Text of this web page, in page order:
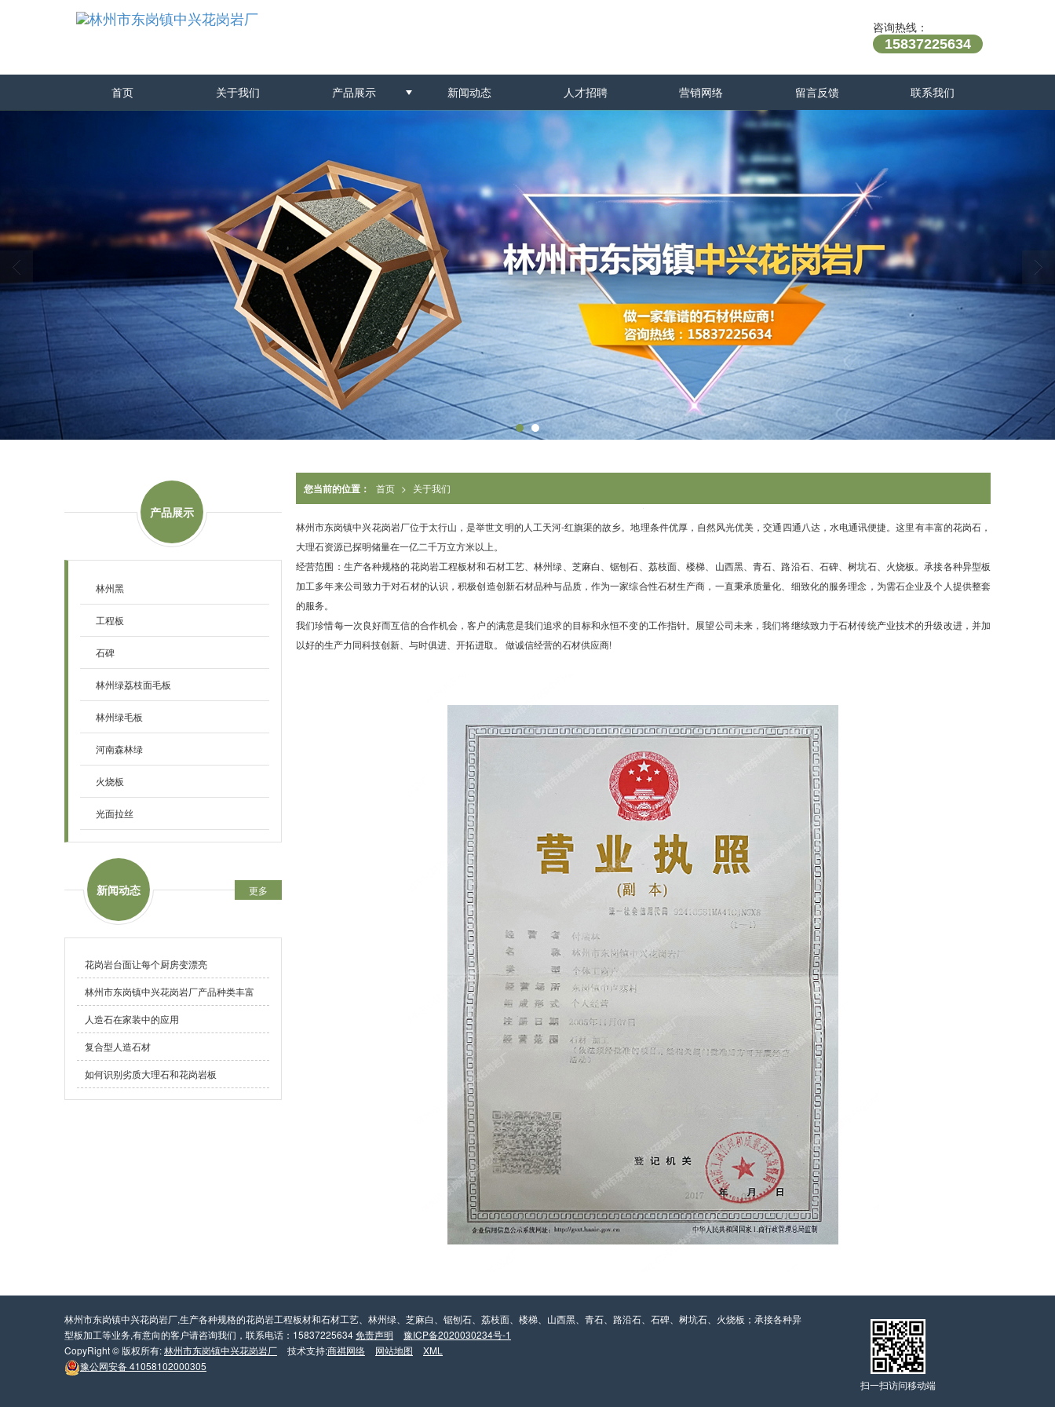
咨询热线：
15837225634
首页 关于我们 产品展示 新闻动态 人才招聘 营销网络 留言反馈 联系我们
您当前的位置： 首页 > 关于我们
林州市东岗镇中兴花岗岩厂位于太行山，是举世文明的人工天河-红旗渠的故乡。地理条件优厚，自然风光优美，交通四通八达，水电通讯便捷。这里有丰富的花岗石，
大理石资源已探明储量在一亿二千万立方米以上。
经营范围：生产各种规格的花岗岩工程板材和石材工艺、林州绿、芝麻白、锯刨石、荔枝面、楼梯、山西黑、青石、路沿石、石碑、树坑石、火烧板。承接各种异型板
加工多年来公司致力于对石材的认识，积极创造创新石材品种与品质，作为一家综合性石材生产商，一直秉承质量化、细致化的服务理念，为需石企业及个人提供整套
的服务。
我们珍惜每一次良好而互信的合作机会，客户的满意是我们追求的目标和永恒不变的工作指针。展望公司未来，我们将继续致力于石材传统产业技术的升级改进，并加
以好的生产力同科技创新、与时俱进、开拓进取。 做诚信经营的石材供应商!
产品展示
林州黑
工程板
石碑
林州绿荔枝面毛板
林州绿毛板
河南森林绿
火烧板
光面拉丝
新闻动态 更多
花岗岩台面让每个厨房变漂亮
林州市东岗镇中兴花岗岩厂产品种类丰富
人造石在家装中的应用
复合型人造石材
如何识别劣质大理石和花岗岩板
林州市东岗镇中兴花岗岩厂,生产各种规格的花岗岩工程板材和石材工艺、林州绿、芝麻白、锯刨石、荔枝面、楼梯、山西黑、青石、路沿石、石碑、树坑石、火烧板；承接各种异
型板加工等业务,有意向的客户请咨询我们，联系电话：15837225634免责声明
豫ICP备2020030234号-1
CopyRight © 版权所有:林州市东岗镇中兴花岗岩厂 技术支持:商祺网络 网站地图
XML
豫公网安备41058102000305
扫一扫访问移动端